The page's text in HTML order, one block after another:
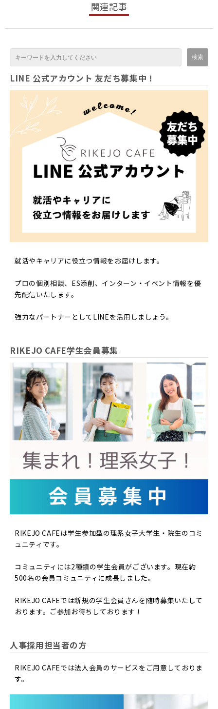
関連記事
LINE 公式アカウント 友だち募集中！
就活やキャリアに役立つ情報をお届けします。
プロの個別相談、ES添削、インターン・イベント情報を優
先配信いたします。
強力なパートナーとしてLINEを活用しましょう。
RIKEJO CAFE学生会員募集
RIKEJO CAFEは学生参加型の理系女子大学生・院生のコミ
ュニティです。
コミュニティには2種類の学生会員がございます。現在約
500名の会員コミュニティに成長しました。
RIKEJO CAFEでは新規の学生会員さんを随時募集いたして
おります。ご参加お待ちしております！
人事採用担当者の方
RIKEJO CAFEでは法人会員のサービスをご用意しておりま
す。